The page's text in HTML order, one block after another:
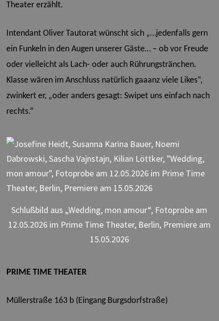
Theater erzählt.
Intendant Oliver Tautorat wünscht sich „…jedenfalls gern
ein Funkeln in den Augen unserer Gäste… – ob vor Freude
oder vielleicht als Lach- oder auch Rührungstränchen.
Klasse wären im Anschluss natürlich gaaanz viele Likes“,
zwinkert er, „oder anders gesagt: Swipet uns einfach nach
rechts.“
Schlußbild aus „Wedding, mon amour“, Fotoprobe am
12.05.2026 im Prime Time Theater, Berlin, Premiere am
15.05.2026
PRIME TIME THEATER
Müllerstraße 163 b (Eingang Burgsdorfstraße)